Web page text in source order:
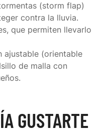
(storm flap)
contra la lluvia.
que permiten llevarlo
ajustable (orientable
de malla con
GUSTARTE